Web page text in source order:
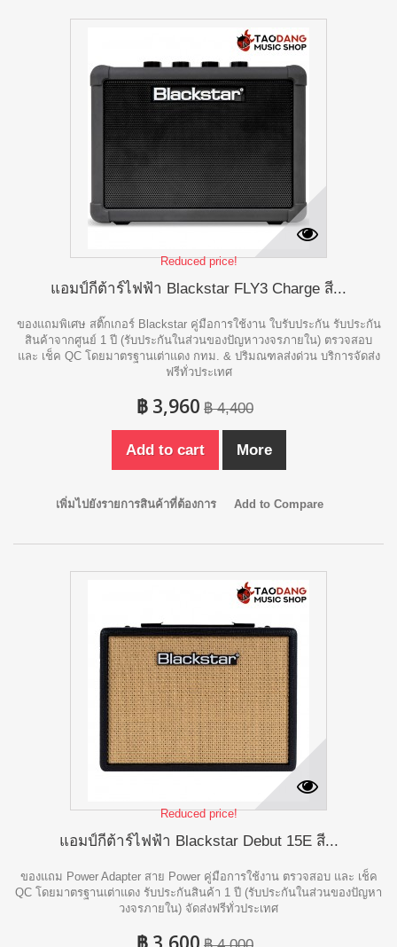
Reduced price!
แอมป์กีต้าร์ไฟฟ้า Blackstar FLY3 Charge สี...
ของแถมพิเศษ สติ๊กเกอร์ Blackstar คู่มือการใช้งาน ใบรับประกัน รับประกัน
สินค้าจากศูนย์ 1 ปี (รับประกันในส่วนของปัญหาวงจรภายใน) ตรวจสอบ
และ เช็ค QC โดยมาตรฐานเต่าแดง กทม. & ปริมณฑลส่งด่วน บริการจัดส่ง
ฟรีทั่วประเทศ
฿ 3,960 ฿ 4,400
Add to cart More
เพิ่มไปยังรายการสินค้าที่ต้องการ Add to Compare
Reduced price!
แอมป์กีต้าร์ไฟฟ้า Blackstar Debut 15E สี...
ของแถม Power Adapter สาย Power คู่มือการใช้งาน ตรวจสอบ และ เช็ค
QC โดยมาตรฐานเต่าแดง รับประกันสินค้า 1 ปี (รับประกันในส่วนของปัญหา
วงจรภายใน) จัดส่งฟรีทั่วประเทศ